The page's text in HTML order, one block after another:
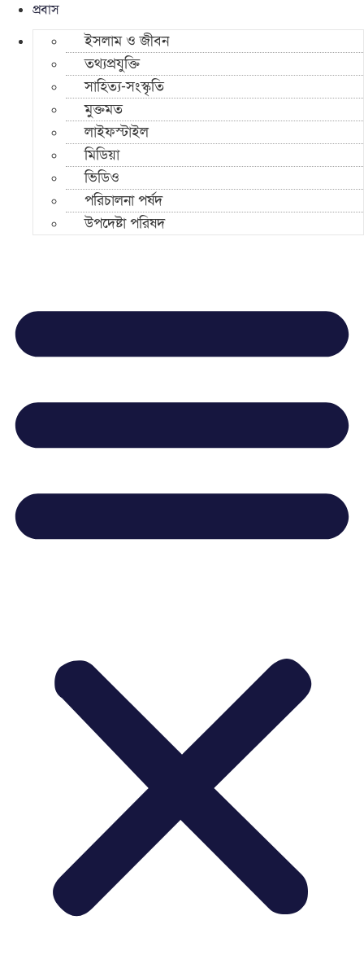
প্রবাস
ইসলাম ও জীবন
তথ্যপ্রযুক্তি
সাহিত্য-সংস্কৃতি
মুক্তমত
লাইফস্টাইল
মিডিয়া
ভিডিও
পরিচালনা পর্ষদ
উপদেষ্টা পরিষদ